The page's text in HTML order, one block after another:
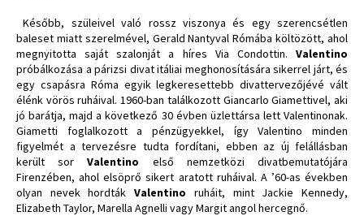
Később, szüleivel való rossz viszonya és egy szerencsétlen
baleset miatt szerelmével, Gerald Nantyval Rómába költözött, ahol
megnyitotta saját szalonját a híres Via Condottin. Valentino
próbálkozása a párizsi divat itáliai meghonosítására sikerrel járt, és
egy csapásra Róma egyik legkeresettebb divattervezőjévé vált
élénk vörös ruháival. 1960-ban találkozott Giancarlo Giamettivel, aki
jó barátja, majd a következő 30 évben üzlettársa lett Valentinonak.
Giametti foglalkozott a pénzügyekkel, így Valentino minden
figyelmét a tervezésre tudta fordítani, ebben az új felállásban
került sorValentino első nemzetközi divatbemutatójára
Firenzében, ahol elsöprő sikert aratott ruháival. A ’60-as években
olyan nevek hordtákValentino ruháit, mint Jackie Kennedy,
Elizabeth Taylor, Marella Agnelli vagy Margit angol hercegnő.